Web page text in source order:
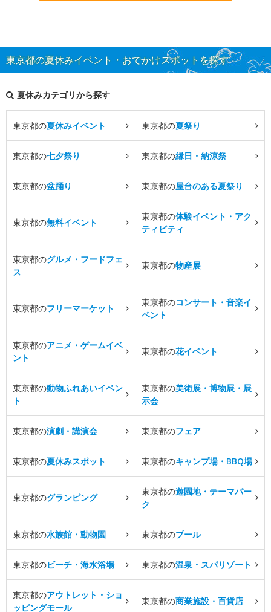
東京都の夏休みイベント・おでかけスポットを探す
夏休みカテゴリから探す
東京都の夏休みイベント 東京都の夏祭り
東京都の七夕祭り 東京都の縁日・納涼祭
東京都の盆踊り 東京都の屋台のある夏祭り
東京都の無料イベント
東京都の体験イベント・アク
ティビティ
東京都のグルメ・フードフェ
ス
東京都の物産展
東京都のフリーマーケット
東京都のコンサート・音楽イ
ベント
東京都のアニメ・ゲームイベ
ント
東京都の花イベント
東京都の動物ふれあいイベン
ト
東京都の美術展・博物展・展
示会
東京都の演劇・講演会 東京都のフェア
東京都の夏休みスポット 東京都のキャンプ場・BBQ場
東京都のグランピング
東京都の遊園地・テーマパー
ク
東京都の水族館・動物園 東京都のプール
東京都のビーチ・海水浴場 東京都の温泉・スパリゾート
東京都のアウトレット・ショ
ッピングモール
東京都の商業施設・百貨店